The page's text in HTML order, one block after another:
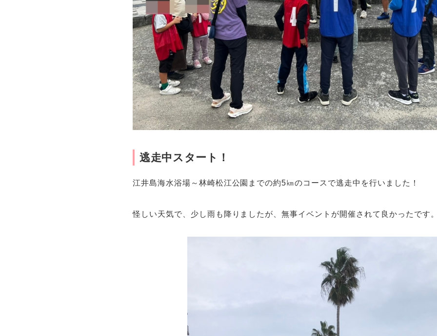
逃走中スタート！
江井島海水浴場～林崎松江公園までの約5㎞のコースで逃走中を行いました！
怪しい天気で、少し雨も降りましたが、無事イベントが開催されて良かったです